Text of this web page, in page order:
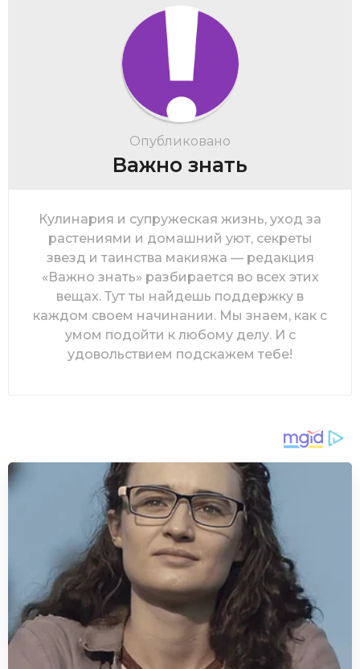
Опубликовано
Важно знать
Кулинария и супружеская жизнь, уход за
растениями и домашний уют, секреты
звезд и таинства макияжа — редакция
«Важно знать» разбирается во всех этих
вещах. Тут ты найдешь поддержку в
каждом своем начинании. Мы знаем, как с
умом подойти к любому делу. И с
удовольствием подскажем тебе!